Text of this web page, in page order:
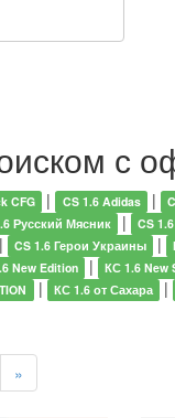
с
CFG | CS 1.6 Adidas |
Русский Мясник | CS
CS 1.6 Герои Украины |
New Edition | КС 1.6 New
| КС 1.6 от Сахара |
»